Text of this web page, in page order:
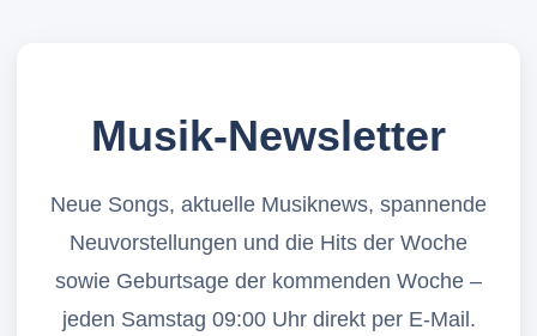
Musik-Newsletter
Neue Songs, aktuelle Musiknews, spannende
Neuvorstellungen und die Hits der Woche
sowie Geburtsage der kommenden Woche –
jeden Samstag 09:00 Uhr direkt per E-Mail.